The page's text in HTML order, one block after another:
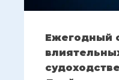
Ежегодный